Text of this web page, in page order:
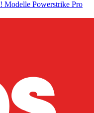
! Modelle Powerstrike Pro